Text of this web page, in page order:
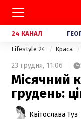
24 КАНАЛ
Lifestyle 24 Краса
23 грудня, 11:06
Місячний
грудень:
Квітослава Туз